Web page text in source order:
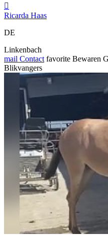

Ricarda Haas
DE
Linkenbach
mail Contact favorite Bewaren
Blikvangers